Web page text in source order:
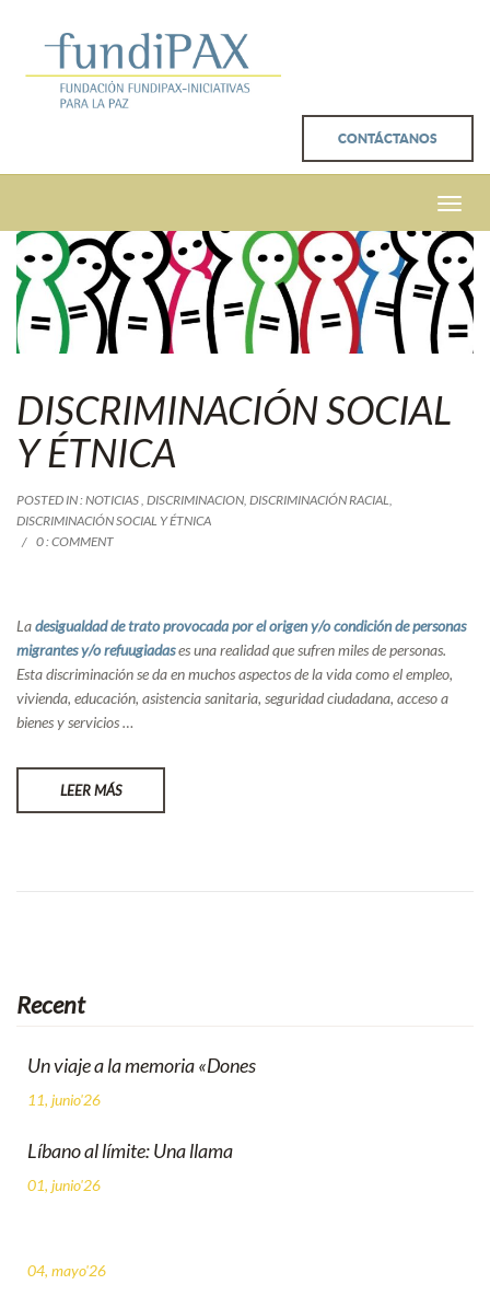
CONTÁCTANOS
Toggle
DISCRIMINACIÓN SOCIAL
Y ÉTNICA
POSTED IN :NOTICIAS DISCRIMINACION DISCRIMINACIÓN RACIAL
DISCRIMINACIÓN SOCIAL Y ÉTNICA
0 : COMMENT
Ladesigualdad de trato provocada por el origen y/o condición de personas
migrantes y/o refuugiadases una realidad que sufren miles de personas.
Esta discriminación se da en muchos aspectos de la vida como el empleo,
vivienda, educación, asistencia sanitaria, seguridad ciudadana, acceso a
bienes y servicios …
LEER MÁS
Recent
Un viaje a la memoria «Dones
11, junio'26
Líbano al límite: Una llama
01, junio'26
04, mayo'26